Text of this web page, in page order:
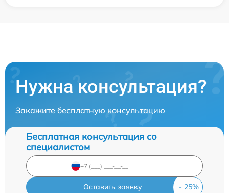
Нужна консультация?
Закажите бесплатную консультацию
Бесплатная консультация со
специалистом
Оставить заявку